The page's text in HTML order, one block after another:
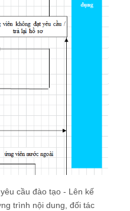
cầu đào tạo - Lên kế
trình nội dung, đối tác